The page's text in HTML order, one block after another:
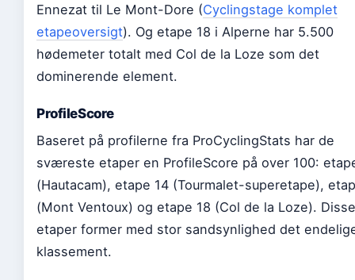
Ennezat til Le Mont-Dore (Cyclingstage komplet
etapeoversigt). Og etape 18 i Alperne har 5.500
hødemeter totalt med Col de la Loze som det
dominerende element.
ProfileScore
Baseret på profilerne fra ProCyclingStats har de
sværeste etaper en ProfileScore på over 100:
(Hautacam), etape 14 (Tourmalet-superetape),
(Mont Ventoux) og etape 18 (Col de la Loze).
etaper former med stor sandsynlighed det
klassement.